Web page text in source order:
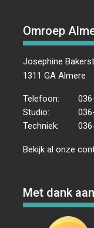
Omroep
Josephine
1311 GA Almere
Telefoon:
Studio:
Techniek:
Bekijk al onze
Met dank aan